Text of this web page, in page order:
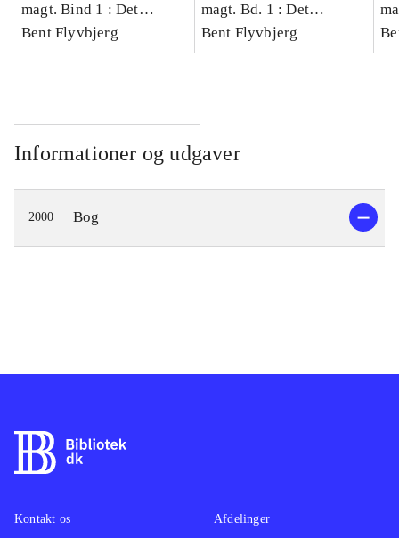
magt. Bind 1 : Det
konkretes videnskab
Bent Flyvbjerg
magt. Bd. 1 : Det
konkretes videnskab
Bent Flyvbjerg
Informationer og udgaver
2000 Bog
Kontakt os
Afdelinger